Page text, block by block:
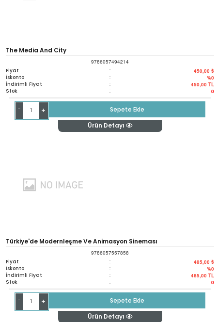
The Media And City
9786057494214
Fiyat : 450,00 ₺
İskonto : %0
İndirimli Fiyat : 450,00 TL
Stok : 0
- +
Sepete Ekle
Ürün Detayı
Türkiye'de Modernleşme Ve Animasyon Sineması
9786057557858
Fiyat : 485,00 ₺
İskonto : %0
İndirimli Fiyat : 485,00 TL
Stok : 0
- +
Sepete Ekle
Ürün Detayı